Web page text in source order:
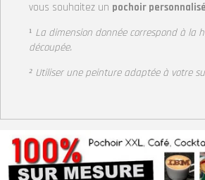
vous souhaitez un pochoir personnalisé
¹ La dimension donnée correspond à la
découpée.
² Utiliser une peinture adaptée à votre